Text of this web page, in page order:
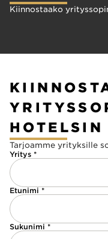
Kiinnostaako
HOTELSIN
Tarjoamme yrityksille
Yritys *
Etunimi *
Sukunimi *